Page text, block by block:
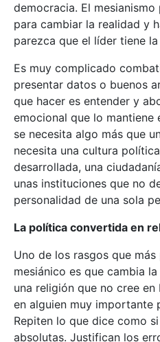
democracia. El
para cambiar la realidad y
parezca que el líder tiene
Es muy complicado
presentar datos o buenos
que hacer es entender y
emocional que lo mantiene
se necesita algo más que
necesita una cultura
desarrollada, una
unas instituciones que no
personalidad de una sola
La política convertida en
Uno de los rasgos que
mesiánico es que cambia
una religión que no cree
en alguien muy importante
Repiten lo que dice como
absolutas. Justifican los